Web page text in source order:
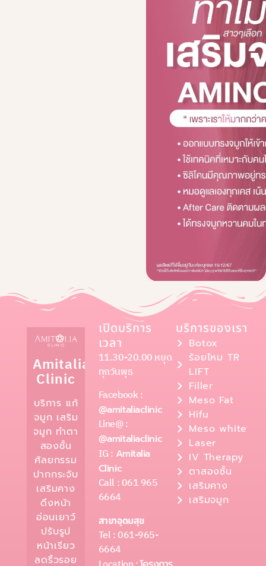
Amitalia
Clinic
บริการ แก้
จมูก เสริม
จมูก ทำตา
สองชั้น
ศัลยกรรม
ปากกระจับ
เสริมคาง
ดึงหน้า
อ่อนเยาว์
ปรับรูป
หน้าเรียว
ลดริ้วรอย
เปิดบริการ
เวลา
11.30-20.00 หยุด
ทุกวันพุธ
Facebook :
@amitaliaclinic
Line@ :
@amitaliaclinic
IG : Amitalia
Clinic
Call : 061 965
6664
สาขาอุดมสุข
Tel : 061-965-
6664
บริการของเรา
Botox
ร้อยไหม TR
LIFT
Filler
Meso Fat
Hifu
Meso white
Laser
IV Therapy
ตาสองชั้น
เสริมคาง
เสริมจมูก